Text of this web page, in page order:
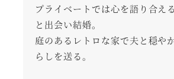
プライベートでは心を語り合え
と出会い結婚。
庭のあるレトロな家で夫と穏や
らしを送る。